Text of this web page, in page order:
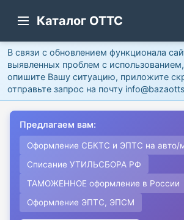
Каталог ОТТС
В связи с обновлением функционала
выявленных проблем с
опишите Вашу ситуацию, приложите
отправьте запрос на почту
Предлагаем вам:
Оформление СБКТС и ЭПТС на авто/
Списание УТИЛЬСБОРА РФ
ТАМОЖЕННОЕ оформление в России
Оформление ЭПТС, ЭПСМ